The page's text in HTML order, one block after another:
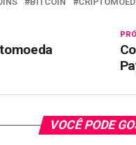
VOCÊ PODE